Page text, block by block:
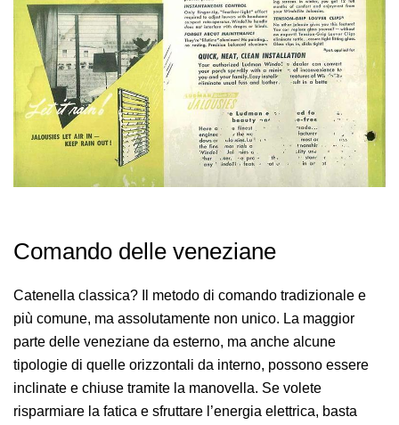
Comando delle veneziane
Catenella classica? Il metodo di comando tradizionale e
più comune, ma assolutamente non unico. La maggior
parte delle veneziane da esterno, ma anche alcune
tipologie di quelle orizzontali da interno, possono essere
inclinate e chiuse tramite la manovella. Se volete
risparmiare la fatica e sfruttare l’energia elettrica, basta